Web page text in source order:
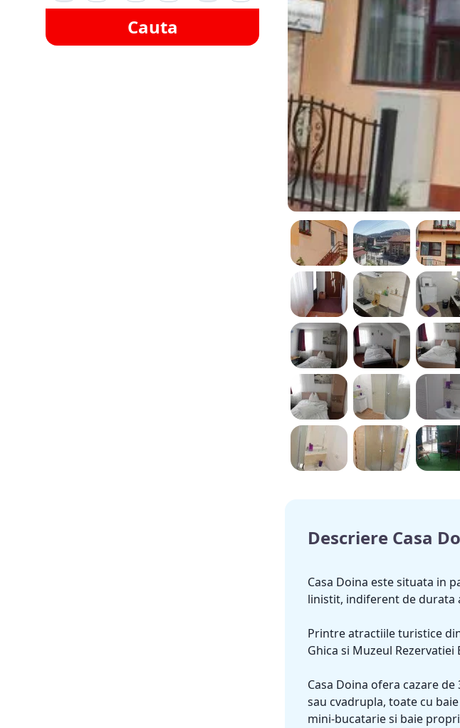
Cauta
Descriere Casa
Casa Doina este situata in
linistit, indiferent de durata
Printre atractiile turistice
Ghica si Muzeul Rezervatiei
Casa Doina ofera cazare
sau cvadrupla, toate cu
mini-bucatarie si baie